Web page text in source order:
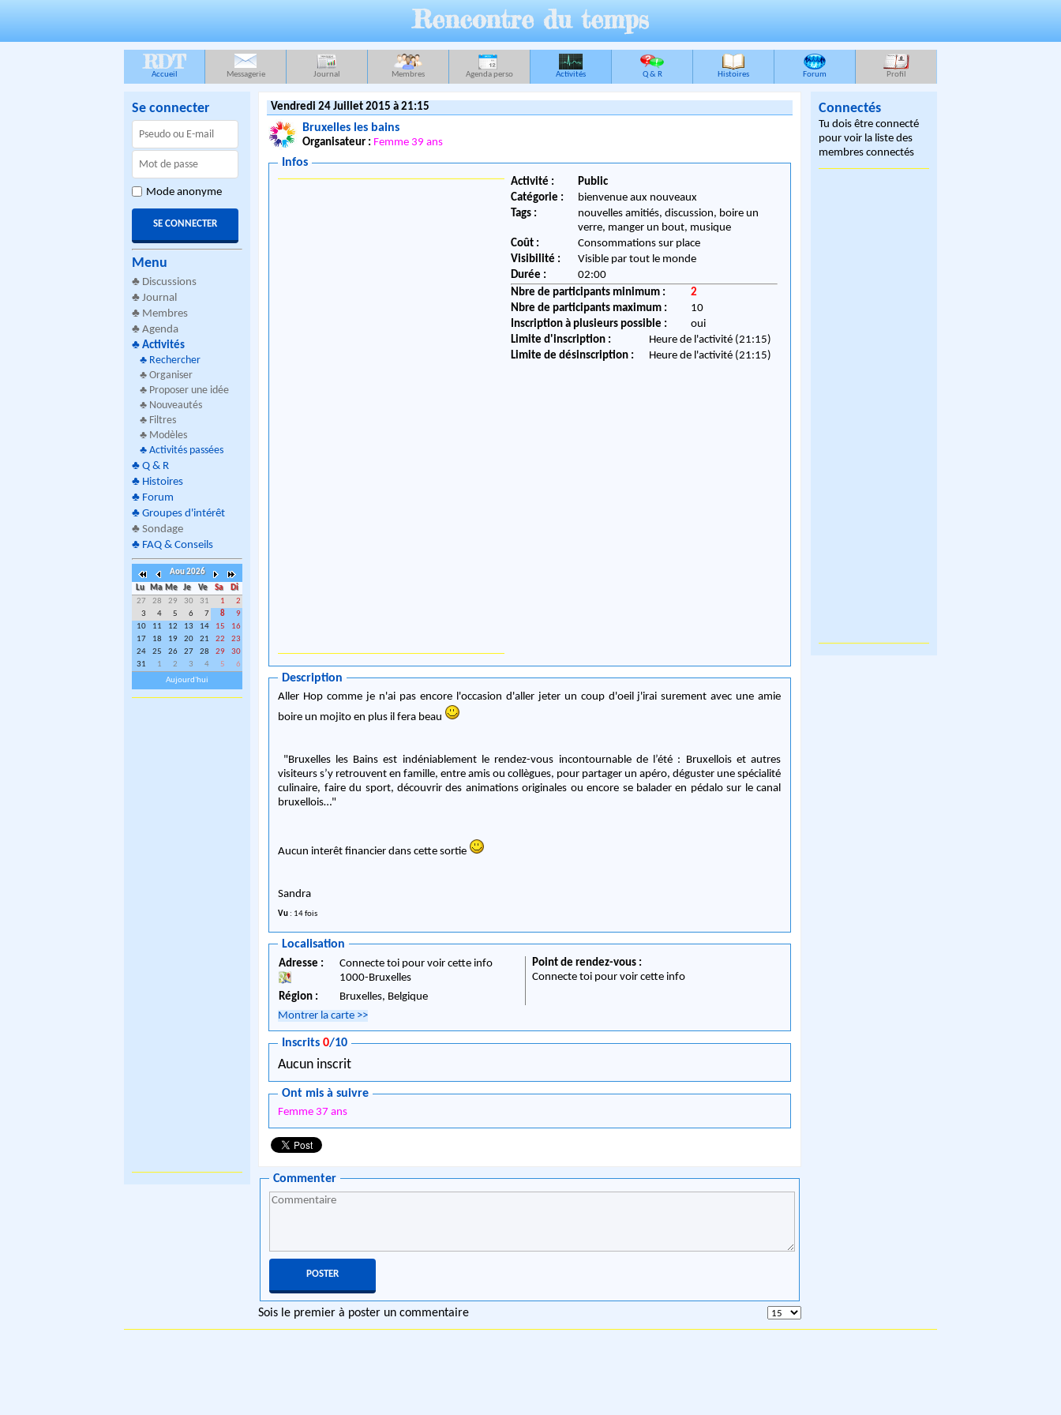
Rencontre du temps
RDT
Accueil Messagerie Journal Membres Agenda perso Activités Q & R Histoires Forum Profil
Se connecter
Mode anonyme
Menu
♣ Discussions
♣ Journal
♣ Membres
♣ Agenda
♣ Activités
♣ Rechercher
♣ Organiser
♣ Proposer une idée
♣ Nouveautés
♣ Filtres
♣ Modèles
♣ Activités passées
♣ Q & R
♣ Histoires
♣ Forum
♣ Groupes d'intérêt
♣ Sondage
♣ FAQ & Conseils
Aou 2026
Lu
Ma Me Je Ve Sa
Di
27
28 29 30 31 1
2
3
4 5 6 7 8
9
10
11 12 13 14 15
16
17
18 19 20 21 22
23
24
25 26 27 28 29
30
31
1 2 3 4 5
6
Aujourd'hui
Vendredi 24 Juillet 2015 à 21:15
Bruxelles les bains
Organisateur : Femme 39 ans
Infos
Activité :
Public
Catégorie :
bienvenue aux nouveaux
Tags :
nouvelles amitiés, discussion, boire un
verre, manger un bout, musique
Coût :
Consommations sur place
Visibilité :
Visible par tout le monde
Durée :
02:00
Nbre de participants minimum :
2
Nbre de participants maximum :
10
Inscription à plusieurs possible :
oui
Limite d'inscription :
Heure de l'activité (21:15)
Limite de désinscription :
Heure de l'activité (21:15)
Description
Aller Hop comme je n'ai pas encore l'occasion d'aller jeter un coup d'oeil j'irai surement avec une amie
boire un mojito en plus il fera beau
"Bruxelles les Bains est indéniablement le rendez-vous incontournable de l’été : Bruxellois et autres
visiteurs s’y retrouvent en famille, entre amis ou collègues, pour partager un apéro, déguster une spécialité
culinaire, faire du sport, découvrir des animations originales ou encore se balader en pédalo sur le canal
bruxellois…"
Aucun interêt financier dans cette sortie
Sandra
Vu : 14 fois
Localisation
Adresse :
Connecte toi pour voir cette info
1000-Bruxelles
Région :
Bruxelles, Belgique
Point de rendez-vous :
Connecte toi pour voir cette info
Montrer la carte >>
Inscrits0/10
Aucun inscrit
Ont mis à suivre
Femme 37 ans
Commenter
Sois le premier à poster un commentaire
Connectés
Tu dois être connecté
pour voir la liste des
membres connectés